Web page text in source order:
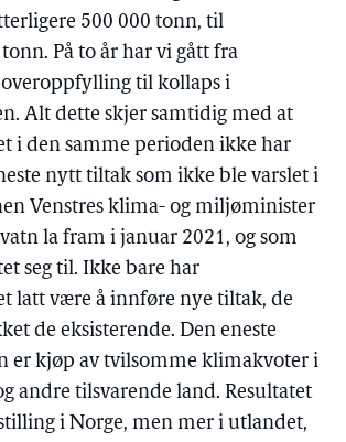
500 000 tonn, til
På to år har vi gått fra
til kollaps i
Alt dette skjer samtidig med at
i den samme perioden ikke har
nytt tiltak som ikke ble varslet i
Venstres klima- og miljøminister
la fram i januar 2021, og som
seg til. Ikke bare har
latt være å innføre nye tiltak, de
de eksisterende. Den eneste
er kjøp av tvilsomme klimakvoter i
andre tilsvarende land. Resultatet
i Norge, men mer i utlandet,